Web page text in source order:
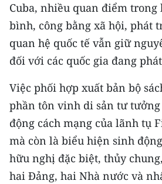
Cuba, nhiều quan điểm trong
bình, công bằng xã hội, phát
quan hệ quốc tế vẫn giữ
đối với các quốc gia đang
Việc phối hợp xuất bản bộ
phần tôn vinh di sản tư
động cách mạng của lãnh tụ
mà còn là biểu hiện sinh
hữu nghị đặc biệt, thủy
hai Đảng, hai Nhà nước và